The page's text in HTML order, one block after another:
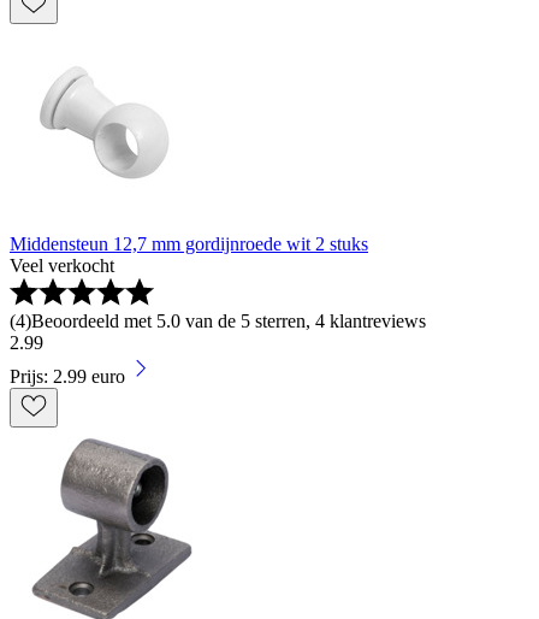
Middensteun 12,7 mm gordijnroede wit 2 stuks
Veel verkocht
(4)Beoordeeld met 5.0 van de 5 sterren, 4 klantreviews
2.99
Prijs: 2.99 euro